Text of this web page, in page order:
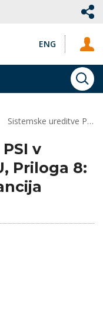
ENG
Sistemske ureditve PSI v izbranih državah EU, Priloga 8: Delno poročilo – Francija
v
Priloga 8: